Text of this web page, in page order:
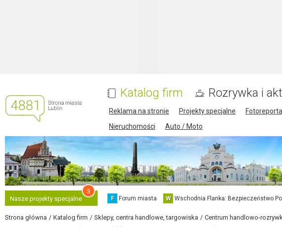
Katalog firm Rozrywka i
Reklama na stronie Projekty specjalne
Nieruchomości
Auto / Moto
Nasze projekty specjalne
3
F Forum miasta W Wschodnia Flanka: Bezpieczeństwo
Strona główna Katalog firm Sklepy, centra handlowe, targowiska Centrum handlowo-